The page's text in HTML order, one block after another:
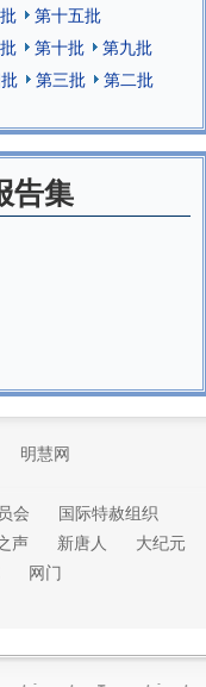
第十五批
第十批
第九批
第三批
第二批
告集
明慧网
会
国际特赦组织
声 新唐人
大纪元
网门